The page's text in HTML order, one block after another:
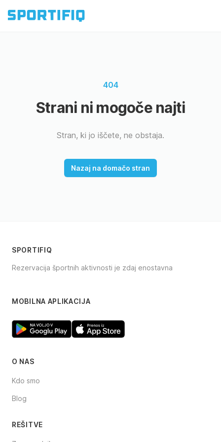
404
Strani ni mogoče najti
Stran, ki jo iščete, ne obstaja.
Nazaj na domačo stran
SPORTIFIQ
Rezervacija športnih aktivnosti je zdaj enostavna
MOBILNA APLIKACIJA
O NAS
Kdo smo
Blog
REŠITVE